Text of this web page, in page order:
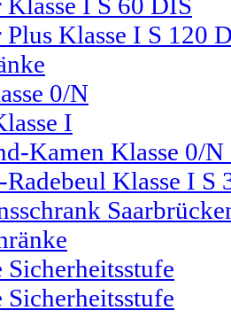
Plus Klasse I S 120
0/N
I
Kamen Klasse 0/N
Klasse I S
Sicherheitsstufe
Sicherheitsstufe